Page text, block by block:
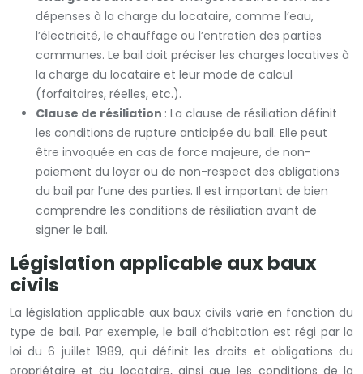
dépenses à la charge du locataire, comme l’eau,
l’électricité, le chauffage ou l’entretien des parties
communes. Le bail doit préciser les charges locatives à
la charge du locataire et leur mode de calcul
(forfaitaires, réelles, etc.).
Clause de résiliation : La clause de résiliation définit
les conditions de rupture anticipée du bail. Elle peut
être invoquée en cas de force majeure, de non-
paiement du loyer ou de non-respect des obligations
du bail par l’une des parties. Il est important de bien
comprendre les conditions de résiliation avant de
signer le bail.
Législation applicable aux baux
civils
La législation applicable aux baux civils varie en fonction du
type de bail. Par exemple, le bail d’habitation est régi par la
loi du 6 juillet 1989, qui définit les droits et obligations du
propriétaire et du locataire, ainsi que les conditions de la